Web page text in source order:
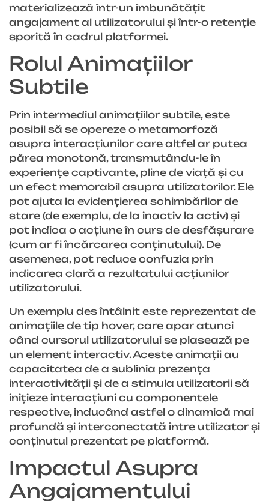
materializează într-un îmbunătățit
angajament al utilizatorului și într-o retenție
sporită în cadrul platformei.
Rolul Animațiilor
Subtile
Prin intermediul animațiilor subtile, este
posibil să se opereze o metamorfoză
asupra interacțiunilor care altfel ar putea
părea monotonă, transmutându-le în
experiențe captivante, pline de viață și cu
un efect memorabil asupra utilizatorilor. Ele
pot ajuta la evidențierea schimbărilor de
stare (de exemplu, de la inactiv la activ) și
pot indica o acțiune în curs de desfășurare
(cum ar fi încărcarea conținutului). De
asemenea, pot reduce confuzia prin
indicarea clară a rezultatului acțiunilor
utilizatorului.
Un exemplu des întâlnit este reprezentat de
animațiile de tip hover, care apar atunci
când cursorul utilizatorului se plasează pe
un element interactiv. Aceste animații au
capacitatea de a sublinia prezența
interactivității și de a stimula utilizatorii să
inițieze interacțiuni cu componentele
respective, inducând astfel o dinamică mai
profundă și interconectată între utilizator și
conținutul prezentat pe platformă.
Impactul Asupra
Angajamentului